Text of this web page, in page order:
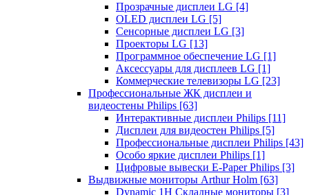
Прозрачные дисплеи LG [4]
OLED дисплеи LG [5]
Сенсорные дисплеи LG [3]
Проекторы LG [13]
Программное обеспечение LG [1]
Аксессуары для дисплеев LG [1]
Коммерческие телевизоры LG [23]
Профессиональные ЖК дисплеи и
видеостены Philips [63]
Интерактивные дисплеи Philips [11]
Дисплеи для видеостен Philips [5]
Профессиональные дисплеи Philips [43]
Особо яркие дисплеи Philips [1]
Цифровые вывески E-Paper Philips [3]
Выдвижные мониторы Arthur Holm [63]
Dynamic 1Н Складные мониторы [3]